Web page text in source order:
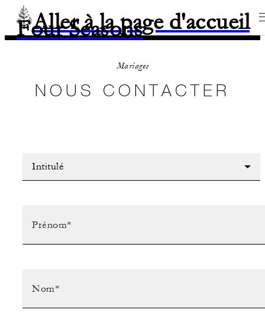
Aller à la page d'accueil
Four Seasons
Mariages
NOUS CONTACTER
Intitulé